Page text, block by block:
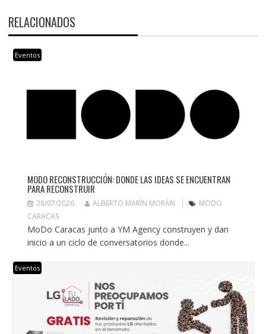
RELACIONADOS
Eventos
MODO RECONSTRUCCIÓN: DONDE LAS IDEAS SE ENCUENTRAN
PARA RECONSTRUIR
28/07/2026 ALBERTO MARÍN MORÁN
MODO
CARACAS
MoDo Caracas junto a YM Agency construyen y dan
inicio a un ciclo de conversatorios donde...
Eventos